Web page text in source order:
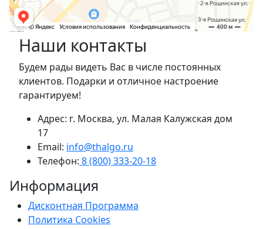
Наши контакты
Будем рады видеть Вас в числе постоянных
клиентов. Подарки и отличное настроение
гарантируем!
Адрес: г. Москва, ул. Малая Калужская дом
17
Email: info@thalgo.ru
Телефон: 8 (800) 333-20-18
Информация
Дисконтная Программа
Политика Cookies